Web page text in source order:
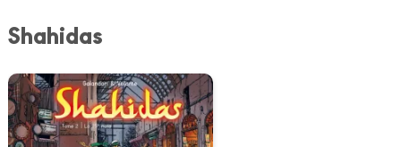
Shahidas